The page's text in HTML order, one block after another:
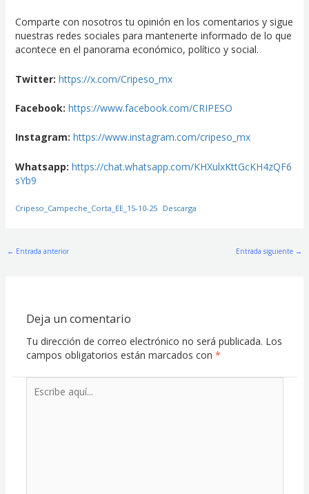
Comparte con nosotros tu opinión en los comentarios y sigue
nuestras redes sociales para mantenerte informado de lo que
acontece en el panorama económico, político y social.
Twitter: https://x.com/Cripeso_mx
Facebook: https://www.facebook.com/CRIPESO
Instagram: https://www.instagram.com/cripeso_mx
Whatsapp: https://chat.whatsapp.com/KHXulxKttGcKH4zQF6
sYb9
Cripeso_Campeche_Corta_EE_15-10-25 Descarga
← Entrada anterior Entrada siguiente →
Deja un comentario
Tu dirección de correo electrónico no será publicada. Los
campos obligatorios están marcados con *
aquí...